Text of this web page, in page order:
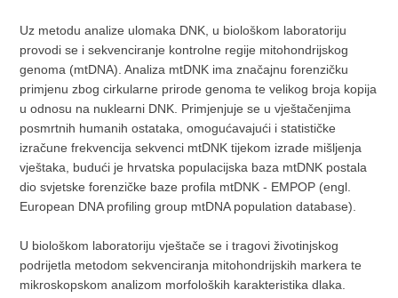
Uz metodu analize ulomaka DNK, u biološkom laboratoriju
provodi se i sekvenciranje kontrolne regije mitohondrijskog
genoma (mtDNA). Analiza mtDNK ima značajnu forenzičku
primjenu zbog cirkularne prirode genoma te velikog broja kopija
u odnosu na nuklearni DNK. Primjenjuje se u vještačenjima
posmrtnih humanih ostataka, omogućavajući i statističke
izračune frekvencija sekvenci mtDNK tijekom izrade mišljenja
vještaka, budući je hrvatska populacijska baza mtDNK postala
dio svjetske forenzičke baze profila mtDNK - EMPOP (engl.
European DNA profiling group mtDNA population database).
U biološkom laboratoriju vještače se i tragovi životinjskog
podrijetla metodom sekvenciranja mitohondrijskih markera te
mikroskopskom analizom morfoloških karakteristika dlaka.